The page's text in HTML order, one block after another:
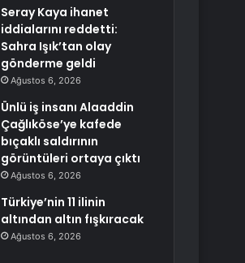
Seray Kaya ihanet
iddialarını reddetti:
Sahra Işık’tan olay
gönderme geldi
Ağustos 6, 2026
Ünlü iş insanı Alaaddin
Çağlıköse’ye kafede
bıçaklı saldırının
görüntüleri ortaya çıktı
Ağustos 6, 2026
Türkiye’nin 11 ilinin
altından altın fışkıracak
Ağustos 6, 2026